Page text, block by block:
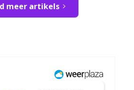
meer artikels